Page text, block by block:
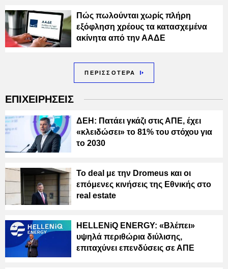
Πώς πωλούνται χωρίς πλήρη
εξόφληση χρέους τα κατασχεμένα
ακίνητα από την ΑΑΔΕ
ΠΕΡΙΣΣΟΤΕΡΑ
ΕΠΙΧΕΙΡΗΣΕΙΣ
ΔΕΗ: Πατάει γκάζι στις ΑΠΕ, έχει
«κλειδώσει» το 81% του στόχου για
το 2030
Το deal με την Dromeus και οι
επόμενες κινήσεις της Εθνικής στο
real estate
HELLENiQ ENERGY: «Βλέπει»
υψηλά περιθώρια διύλισης,
επιταχύνει επενδύσεις σε ΑΠΕ